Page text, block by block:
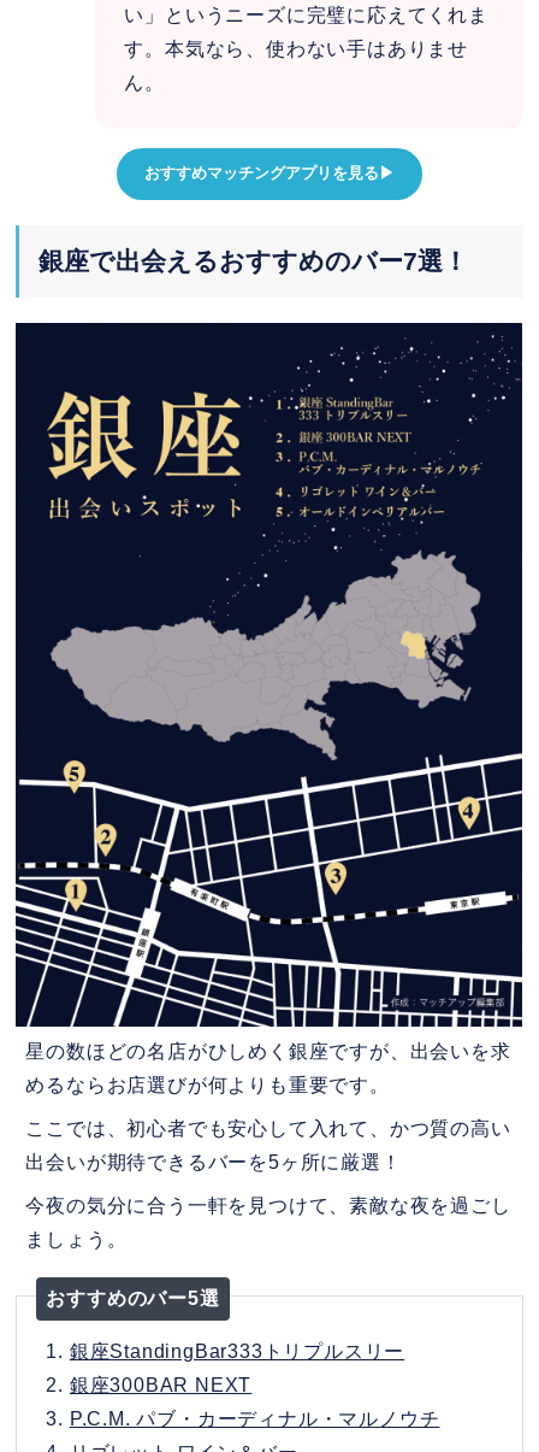
い」というニーズに完璧に応えてくれま
す。本気なら、使わない手はありませ
ん。
おすすめマッチングアプリを見る▶︎
銀座で出会えるおすすめのバー7選！
星の数ほどの名店がひしめく銀座ですが、出会いを求
めるならお店選びが何よりも重要です。
ここでは、初心者でも安心して入れて、かつ質の高い
出会いが期待できるバーを5ヶ所に厳選！
今夜の気分に合う一軒を見つけて、素敵な夜を過ごし
ましょう。
おすすめのバー5選
1. 銀座StandingBar333トリプルスリー
2. 銀座300BAR NEXT
3. P.C.M. パブ・カーディナル・マルノウチ